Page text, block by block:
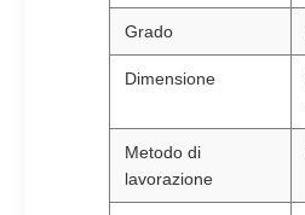
Grado
Dimensione
Metodo di
lavorazione